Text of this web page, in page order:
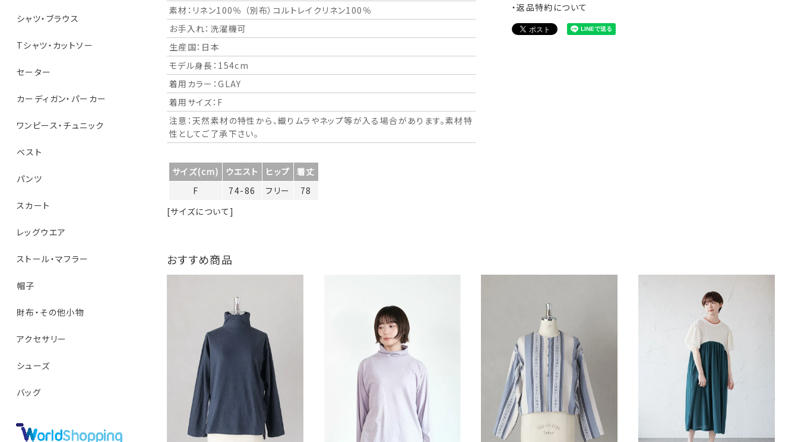
シャツ・ブラウス
Tシャツ・カットソー
セーター
カーディガン・パーカー
ワンピース・チュニック
ベスト
パンツ
スカート
レッグウエア
ストール・マフラー
帽子
財布・その他小物
アクセサリー
シューズ
バッグ
素材：リネン100％ （別布）コルトレイクリネン100％
お手入れ：洗濯機可
生産国：日本
モデル身長：154cm
着用カラー：GLAY
着用サイズ：F
注意：天然素材の特性から、織りムラやネップ等が入る場合があります。素材特
性としてご了承下さい。
サイズ(cm) ウエスト ヒップ
着丈
F
74-86 フリー
78
[サイズについて]
・返品特約について
おすすめ商品